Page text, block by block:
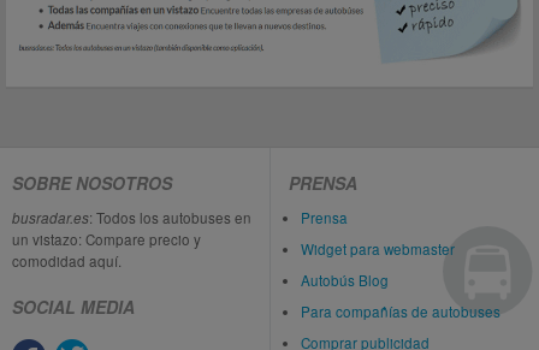
SOBRE NOSOTROS
busradar.es: Todos los autobuses en
un vistazo: Compare precio y
comodidad aquí.
SOCIAL MEDIA
PRENSA
Prensa
Widget para webmaster
Autobús Blog
Para compañías de autobuses
Comprar publicidad